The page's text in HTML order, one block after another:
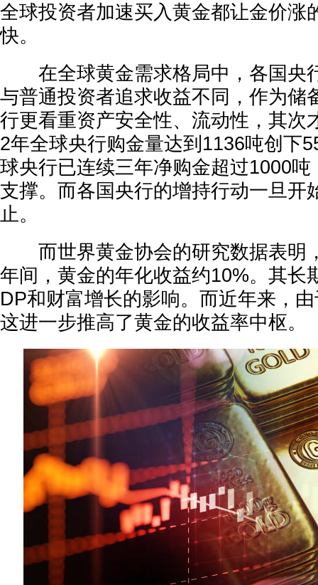
全球投资者加速买入黄金都让金价涨
快。
在全球黄金需求格局中，各国央
与普通投资者追求收益不同，作为储
行更看重资产安全性、流动性，其次
2年全球央行购金量达到1136吨创下
球央行已连续三年净购金超过1000
支撑。而各国央行的增持行动一旦开
止。
而世界黄金协会的研究数据表明
年间，黄金的年化收益约10%。其长
DP和财富增长的影响。而近年来，
这进一步推高了黄金的收益率中枢。